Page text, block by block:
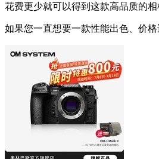
花费更少就可以得到这款高品质的相
如果您一直想要一款性能出色、价